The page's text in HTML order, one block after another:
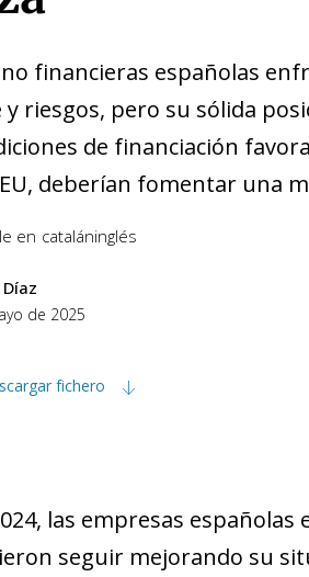
financieras españolas
riesgos, pero su sólida
de financiación
deberían fomentar una
en cataláninglés
de 2025
fichero
las empresas
seguir mejorando su